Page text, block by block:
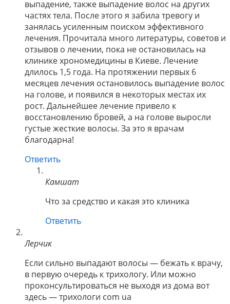
выпадение, также выпадение волос на других
частях тела. После этого я забила тревогу и
занялась усиленным поиском эффективного
лечения. Прочитала много литературы, советов и
отзывов о лечении, пока не остановилась на
клинике хрономедицины в Киеве. Лечение
длилось 1,5 года. На протяжении первых 6
месяцев лечения остановилось выпадение волос
на голове, и появился в некоторых местах их
рост. Дальнейшее лечение привело к
восстановлению бровей, а на голове выросли
густые жесткие волосы. За это я врачам
благодарна!
Ответить
Камшат
Что за средство и какая это клиника
Ответить
Лерчик
Если сильно выпадают волосы — бежать к врачу,
в первую очередь к трихологу. Или можно
проконсультироваться не выходя из дома вот
здесь — трихологи com ua